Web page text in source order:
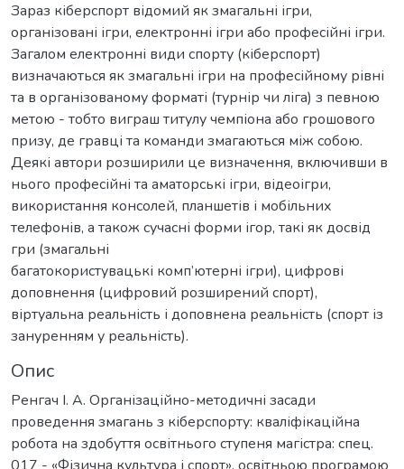
Зараз кіберспорт відомий як змагальні ігри,
організовані ігри, електронні ігри або професійні ігри.
Загалом електронні види спорту (кіберспорт)
визначаються як змагальні ігри на професійному рівні
та в організованому форматі (турнір чи ліга) з певною
метою - тобто виграш титулу чемпіона або грошового
призу, де гравці та команди змагаються між собою.
Деякі автори розширили це визначення, включивши в
нього професійні та аматорські ігри, відеоігри,
використання консолей, планшетів і мобільних
телефонів, а також сучасні форми ігор, такі як досвід
гри (змагальні
багатокористувацькі комп’ютерні ігри), цифрові
доповнення (цифровий розширений спорт),
віртуальна реальність і доповнена реальність (спорт із
зануренням у реальність).
Опис
Ренгач І. А. Організаційно-методичні засади
проведення змагань з кіберспорту: кваліфікаційна
робота на здобуття освітнього ступеня магістра: спец.